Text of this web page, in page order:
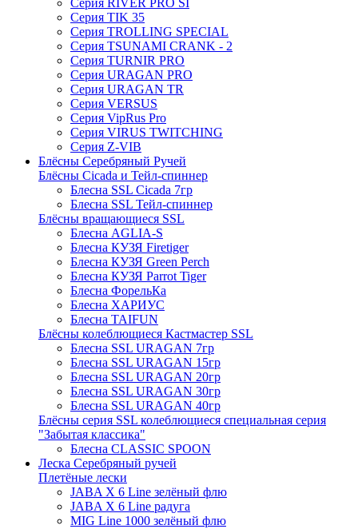
Серия RIVER PRO SI
Серия TIK 35
Серия TROLLING SPECIAL
Серия TSUNAMI CRANK - 2
Серия TURNIR PRO
Серия URAGAN PRO
Серия URAGAN TR
Серия VERSUS
Серия VipRus Pro
Серия VIRUS TWITCHING
Серия Z-VIB
Блёсны Серебряный Ручей
Блёсны Cicada и Тейл-спиннер
Блесна SSL Cicada 7гр
Блесна SSL Тейл-спиннер
Блёсны вращающиеся SSL
Блесна AGLIA-S
Блесна КУЗЯ Firetiger
Блесна КУЗЯ Green Perch
Блесна КУЗЯ Parrot Tiger
Блесна ФорельКа
Блесна ХАРИУС
Блесна TAIFUN
Блёсны колеблющиеся Кастмастер SSL
Блесна SSL URAGAN 7гр
Блесна SSL URAGAN 15гр
Блесна SSL URAGAN 20гр
Блесна SSL URAGAN 30гр
Блесна SSL URAGAN 40гр
Блёсны серия SSL колеблющиеся специальная серия
"Забытая классика"
Блесна CLASSIC SPOON
Леска Серебряный ручей
Плетёные лески
JABA X 6 Line зелёный флю
JABA X 6 Line радуга
MIG Line 1000 зелёный флю